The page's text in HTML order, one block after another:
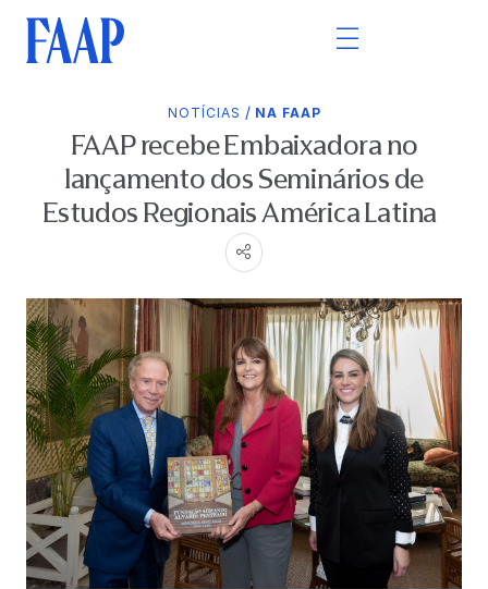
NOTÍCIAS / NA FAAP
FAAP recebe Embaixadora no
lançamento dos Seminários de
Estudos Regionais América Latina